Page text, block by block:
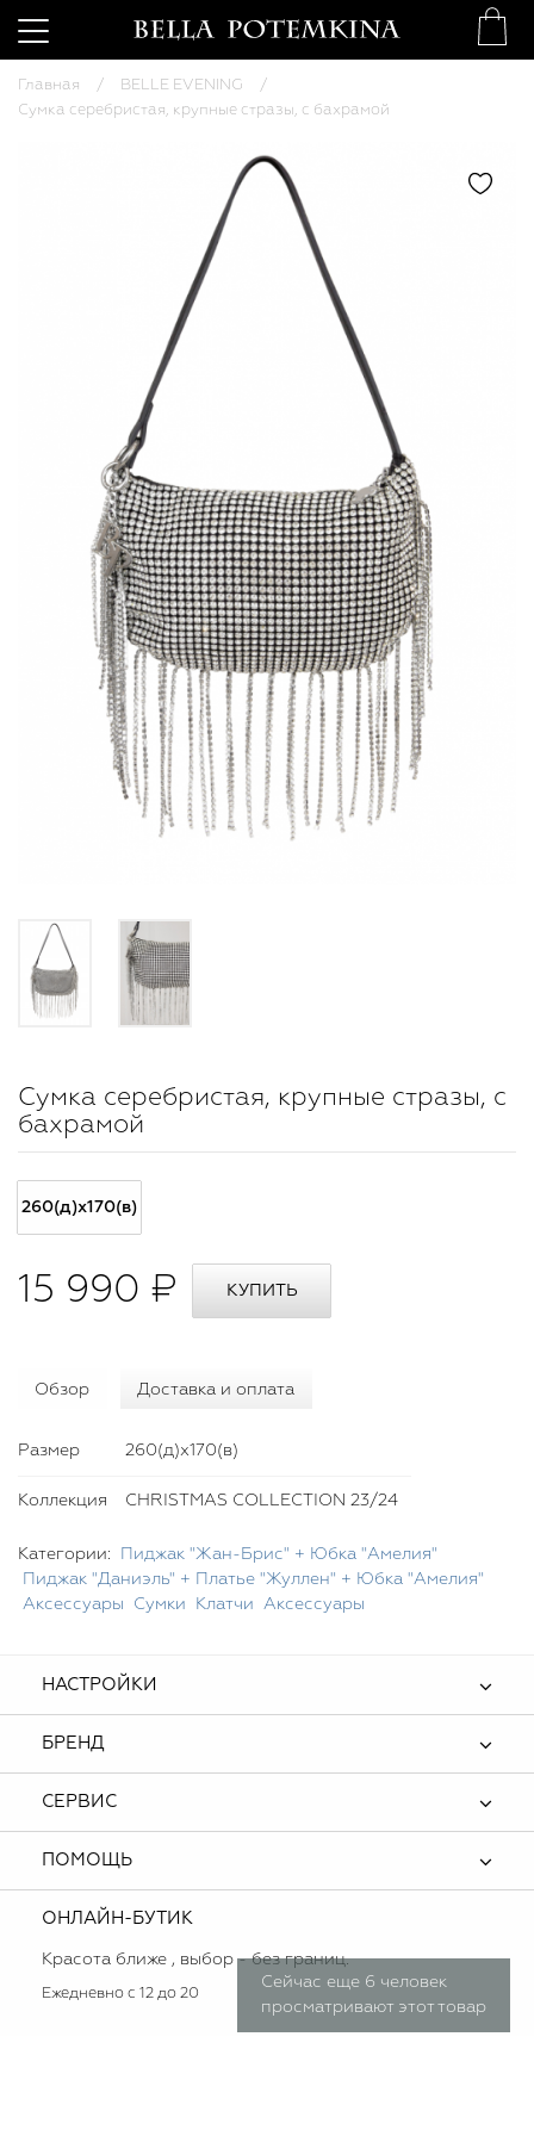
Главная
BELLE EVENING
Сумка серебристая, крупные стразы, с бахрамой
Сумка серебристая, крупные стразы, с
бахрамой
260(д)х170(в)
15 990 ₽
Сейчас еще 6 человек
просматривают этот товар
Обзор Доставка и оплата
Размер 260(д)х170(в)
Коллекция CHRISTMAS COLLECTION 23/24
Категории:
Пиджак "Жан-Брис" + Юбка "Амелия"
Пиджак "Даниэль" + Платье "Жуллен" + Юбка "Амелия"
Аксессуары
Сумки Клатчи Аксессуары
НАСТРОЙКИ
БРЕНД
СЕРВИС
ПОМОЩЬ
ОНЛАЙН-БУТИК
Красота ближе , выбор - без границ.
Ежедневно с 12 до 20